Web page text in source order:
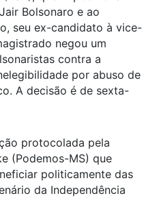
Bolsonaro e ao
seu ex-candidato à vice-
negou um
contra a
por abuso de
A decisão é de sexta-
protocolada pela
(Podemos-MS) que
politicamente das
da Independência